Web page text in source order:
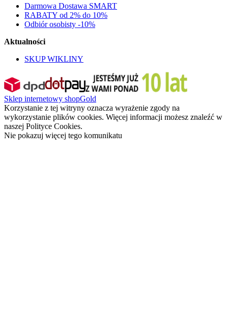
Darmowa Dostawa SMART
RABATY od 2% do 10%
Odbiór osobisty -10%
Aktualności
SKUP WIKLINY
Sklep internetowy shopGold
Korzystanie z tej witryny oznacza wyrażenie zgody na
wykorzystanie plików cookies. Więcej informacji możesz znaleźć w
naszej Polityce Cookies.
Nie pokazuj więcej tego komunikatu